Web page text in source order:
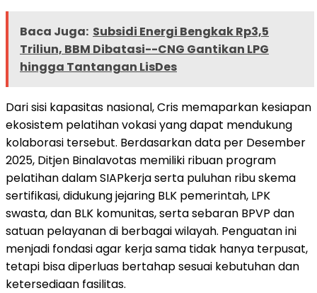
Baca Juga: Subsidi Energi Bengkak Rp3,5
Triliun, BBM Dibatasi--CNG Gantikan LPG
hingga Tantangan LisDes
Dari sisi kapasitas nasional, Cris memaparkan kesiapan
ekosistem pelatihan vokasi yang dapat mendukung
kolaborasi tersebut. Berdasarkan data per Desember
2025, Ditjen Binalavotas memiliki ribuan program
pelatihan dalam SIAPkerja serta puluhan ribu skema
sertifikasi, didukung jejaring BLK pemerintah, LPK
swasta, dan BLK komunitas, serta sebaran BPVP dan
satuan pelayanan di berbagai wilayah. Penguatan ini
menjadi fondasi agar kerja sama tidak hanya terpusat,
tetapi bisa diperluas bertahap sesuai kebutuhan dan
ketersediaan fasilitas.